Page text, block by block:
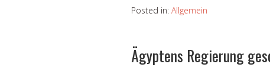
Posted in: Allgemein
Ägyptens Regierung